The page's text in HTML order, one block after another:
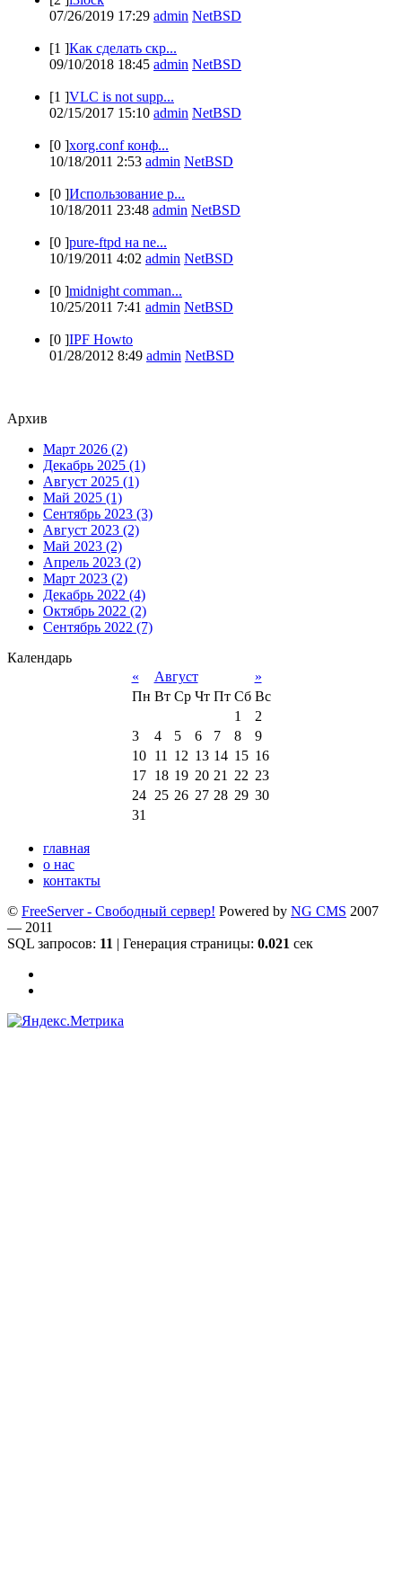
07/26/2019 17:29 admin NetBSD
[1 ]Как сделать скр...
09/10/2018 18:45 admin NetBSD
[1 ]VLC is not supp...
02/15/2017 15:10 admin NetBSD
[0 ]xorg.conf конф...
10/18/2011 2:53 admin NetBSD
[0 ]Использование p...
10/18/2011 23:48 admin NetBSD
[0 ]pure-ftpd на ne...
10/19/2011 4:02 admin NetBSD
[0 ]midnight comman...
10/25/2011 7:41 admin NetBSD
[0 ]IPF Howto
01/28/2012 8:49 admin NetBSD
Архив
Март 2026 (2)
Декабрь 2025 (1)
Август 2025 (1)
Май 2025 (1)
Сентябрь 2023 (3)
Август 2023 (2)
Май 2023 (2)
Апрель 2023 (2)
Март 2023 (2)
Декабрь 2022 (4)
Октябрь 2022 (2)
Сентябрь 2022 (7)
Календарь
«
Август
»
Пн Вт Ср Чт Пт Сб Вс
1
2
3
4 5 6 7 8
9
10
11 12 13 14 15 16
17
18 19 20 21 22 23
24
25 26 27 28 29 30
31
главная
о нас
контакты
© FreeServer - Свободный сервер! Powered by NG CMS 2007
— 2011
SQL запросов: 11 | Генерация страницы: 0.021 сек